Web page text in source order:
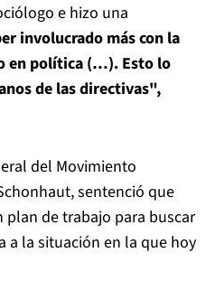
e hizo una
involucrado más con la
en política (…). Esto lo
de las directivas",
del Movimiento
sentenció que
de trabajo para buscar
a la situación en la que hoy